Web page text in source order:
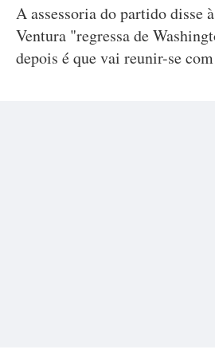
A assessoria do partido disse
Ventura "regressa de
depois é que vai reunir-se